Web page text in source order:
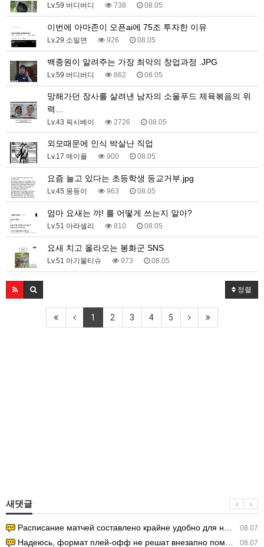
Lv.59 버디버디 738 08.05
이번에 아마존이 오픈ai에 75조 투자한 이유
Lv.29 소밀면 926 08.05
백종원이 알려주는 가장 최악의 창업과정 .JPG
Lv.59 버디버디 862 08.05
망해가던 장사를 살려낸 남자의 소울푸드 제육볶음의 위
력…
Lv.43 픽시베이 2726 08.05
외모때문에 인식 박살난 직업
Lv.17 메이플 900 08.05
요즘 늘고 있다는 초등학생 등교거부.jpg
Lv.45 몽둥이 963 08.05
엄마 요새는 꺄! 를 어떻게 쓰는지 알아?
Lv.51 아라셀리 810 08.05
요새 치고 올라오는 봉화군 SNS
Lv.51 아기물티슈 973 08.05
정렬
1 2 3 4 5
새댓글
08.07
Расписание матчей составлено крайне удобно для нашего часово…
08.07
Надеюсь, формат плей-офф не решат внезапно поменять. https:/…